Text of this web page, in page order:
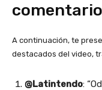
A continuación, te
destacados del video,
@Latintendo: